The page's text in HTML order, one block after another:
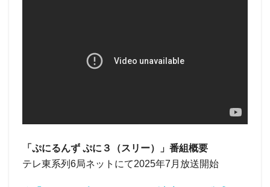
「ぷにるんず ぷに３（スリー）」番組概要
テレ東系列6局ネットにて2025年7月放送開始